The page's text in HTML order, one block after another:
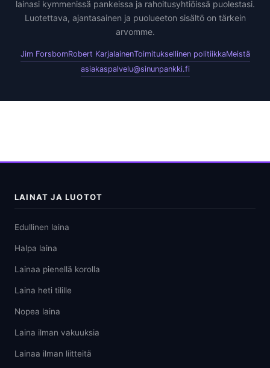
lainasi kymmenissä pankeissa ja rahoitusyhtiöissä puolestasi.
Luotettava, ajantasainen ja puolueeton sisältö on tärkein
arvomme.
Jim ForsbomRobert KarjalainenToimituksellinen politiikkaMeistä
asiakaspalvelu@sinunpankki.fi
LAINAT JA LUOTOT
Edullinen laina
Halpa laina
Lainaa pienellä korolla
Laina heti tilille
Nopea laina
Laina ilman vakuuksia
Lainaa ilman liitteitä